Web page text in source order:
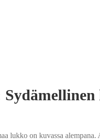
lukko on kuvassa